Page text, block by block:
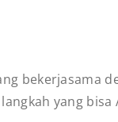
bekerjasama
yang bisa